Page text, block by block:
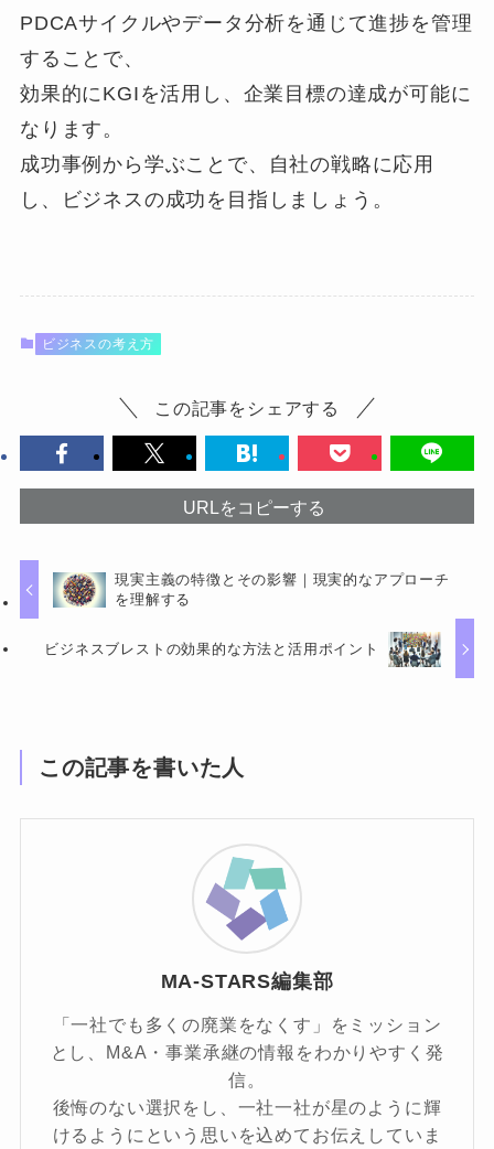
PDCAサイクルやデータ分析を通じて進捗を管理
することで、
効果的にKGIを活用し、企業目標の達成が可能に
なります。
成功事例から学ぶことで、自社の戦略に応用
し、ビジネスの成功を目指しましょう。
ビジネスの考え方
この記事をシェアする
URLをコピーする
現実主義の特徴とその影響｜現実的なアプローチ
を理解する
ビジネスブレストの効果的な方法と活用ポイント
この記事を書いた人
MA-STARS編集部
「一社でも多くの廃業をなくす」をミッション
とし、M&A・事業承継の情報をわかりやすく発
信。
後悔のない選択をし、一社一社が星のように輝
けるようにという思いを込めてお伝えしていま